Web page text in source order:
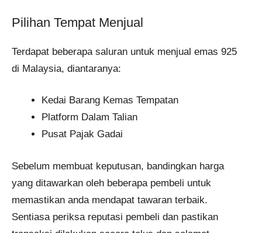
Pilihan Tempat Menjual
Terdapat beberapa saluran untuk menjual emas 925
di Malaysia, diantaranya:
Kedai Barang Kemas Tempatan
Platform Dalam Talian
Pusat Pajak Gadai
Sebelum membuat keputusan, bandingkan harga
yang ditawarkan oleh beberapa pembeli untuk
memastikan anda mendapat tawaran terbaik.
Sentiasa periksa reputasi pembeli dan pastikan